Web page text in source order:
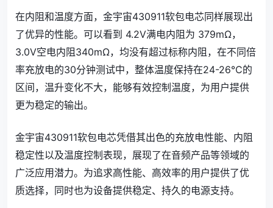
在内阻和温度方面，金宇宙430911软包电芯同样展现出
了优异的性能。可以看到 4.2V满电内阻为 379mΩ，
3.0V空电内阻340mΩ，均没有超过标称内阻，在不同倍
率充放电的30分钟测试中，整体温度保持在24-26℃的
区间，温升变化不大，能够有效控制温度，为用户提供
更为稳定的输出。
金宇宙430911软包电芯凭借其出色的充放电性能、内阻
稳定性以及温度控制表现，展现了在音频产品等领域的
广泛应用潜力。为追求高性能、高效率的用户提供了优
质选择，同时也为设备提供稳定、持久的电源支持。